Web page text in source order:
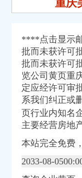
册）
工商注册）
工商注册）
权）
重庆
****点击显示
批而未获许可
批而未获许可
览公司黄页重
定应经许可审
系我们纠正或
页行业内知名
主要经营房地
本站完全免费
2033-08-